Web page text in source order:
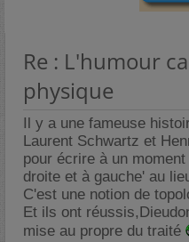
Re : L'humour
physique
Il y a une fameuse
Laurent Schwartz et
pour écrire à un
droite et à gauche' au
C'est une notion de
Et ils ont
mise au propre du traité